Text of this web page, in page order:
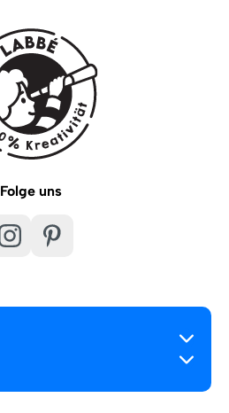
Folge uns